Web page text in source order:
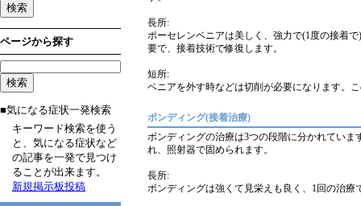
ページから探す
■気になる症状一発検索
キーワード検索を使う
と、気になる症状など
の記事を一発で見つけ
ることが出来ます。
新規掲示板投稿
長所:
ポーセレンベニアは美しく、強力で(1度の接着
要で、接着技術で修復します。
短所:
ベニアを外す時などは切削が必要になります。
ボンディング(接着治療)
ボンディングの治療は3つの段階に分かれてい
れ、照射器で固められます。
長所:
ボンディングは強くて見栄えも良く、1回の治療